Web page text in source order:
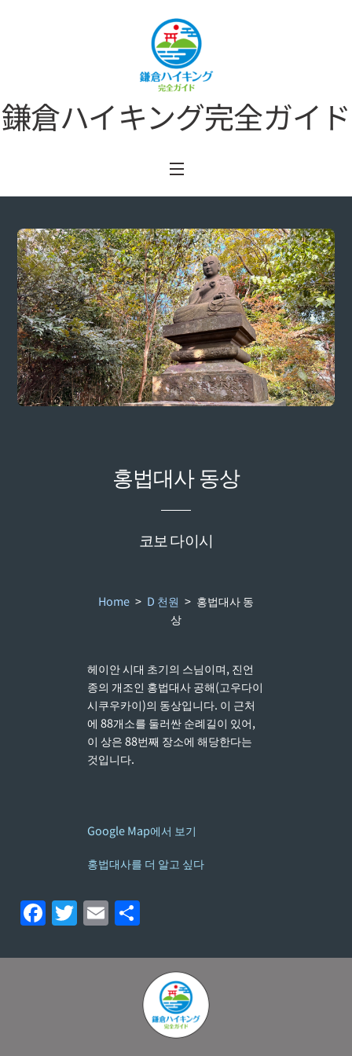
鎌倉ハイキング完全ガイド
Menu
홍법대사 동상
코보 다이시
Home > D 천원 > 홍법대사 동
상
헤이안 시대 초기의 스님이며, 진언
종의 개조인 홍법대사 공해(고우다이
시쿠우카이)의 동상입니다. 이 근처
에 88개소를 둘러싼 순례길이 있어,
이 상은 88번째 장소에 해당한다는
것입니다.
Google Map에서 보기
홍법대사를 더 알고 싶다
F
a
c
T
w
itt
E
m
ai ar
e